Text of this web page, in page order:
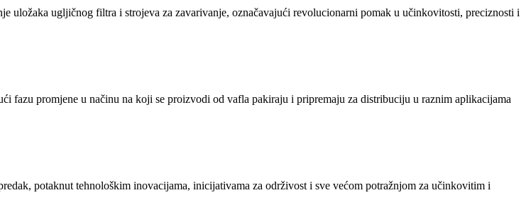
uložaka ugljičnog filtra i strojeva za zavarivanje, označavajući revolucionarni pomak u učinkovitosti, preciznosti i
fazu promjene u načinu na koji se proizvodi od vafla pakiraju i pripremaju za distribuciju u raznim aplikacijama
potaknut tehnološkim inovacijama, inicijativama za održivost i sve većom potražnjom za učinkovitim i